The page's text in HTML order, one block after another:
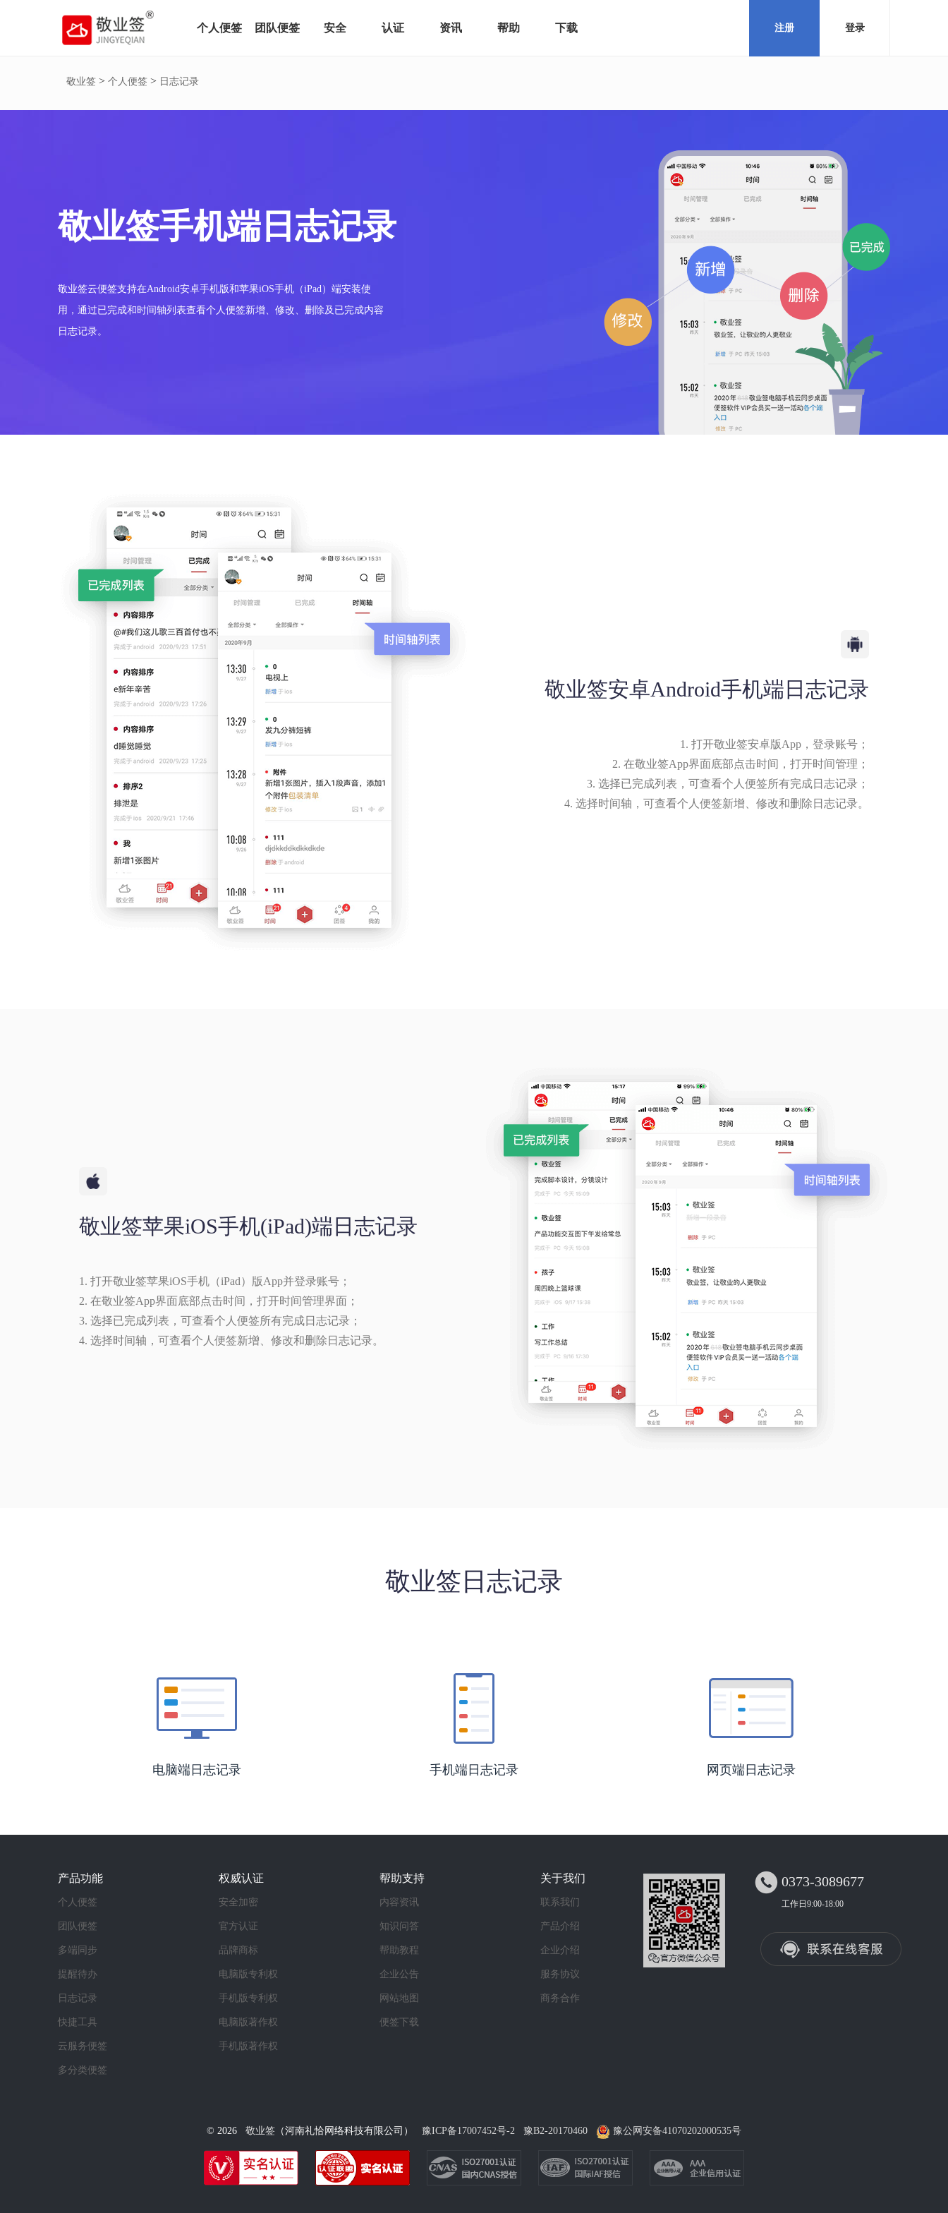
个人便签 团队便签 安全 认证 资讯 帮助 下载 注册 登录
敬业签 > 个人便签 > 日志记录
敬业签手机端日志记录
敬业签云便签支持在Android安卓手机版和苹果iOS手机（iPad）端安装使
用，通过已完成和时间轴列表查看个人便签新增、修改、删除及已完成内容
日志记录。
敬业签安卓Android手机端日志记录
1. 打开敬业签安卓版App，登录账号；
2. 在敬业签App界面底部点击时间，打开时间管理；
3. 选择已完成列表，可查看个人便签所有完成日志记录；
4. 选择时间轴，可查看个人便签新增、修改和删除日志记录。
敬业签苹果iOS手机(iPad)端日志记录
1. 打开敬业签苹果iOS手机（iPad）版App并登录账号；
2. 在敬业签App界面底部点击时间，打开时间管理界面；
3. 选择已完成列表，可查看个人便签所有完成日志记录；
4. 选择时间轴，可查看个人便签新增、修改和删除日志记录。
敬业签日志记录
电脑端日志记录 手机端日志记录 网页端日志记录
产品功能
个人便签
团队便签
多端同步
提醒待办
日志记录
快捷工具
云服务便签
多分类便签
权威认证
安全加密
官方认证
品牌商标
电脑版专利权
手机版专利权
电脑版著作权
手机版著作权
帮助支持
内容资讯
知识问答
帮助教程
企业公告
网站地图
便签下载
关于我们
联系我们
产品介绍
企业介绍
服务协议
商务合作
 0373-3089677
工作日9:00-18:00
© 2026 敬业签 （河南礼恰网络科技有限公司） 豫ICP备17007452号-2 豫B2-20170460 豫公网安备41070202000535号